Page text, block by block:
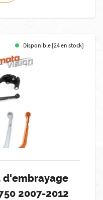
Disponible [24 en stock]
d'embrayage
2007-2012